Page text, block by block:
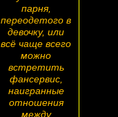
парня,
переодетого в
девочку, или
всё чаще всего
можно
встретить
фансервис,
наигранные
отношения
между